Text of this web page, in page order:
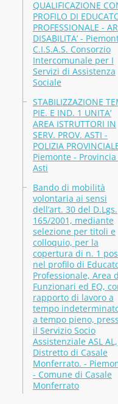
QUALIFICAZIONE
PROFILO DI
PROFESSIONALE -
DISABILITA’ -
C.I.S.A.S. Consorzio
Intercomunale per I
Servizi di Assistenza
Sociale
STABILIZZAZIONE
PIE. E IND. 1 UNITA’
AREA ISTRUTTORI IN
SERV. PROV. ASTI -
POLIZIA
Piemonte -
Asti
Bando di mobilità
volontaria ai sensi
dell’art. 30 del D.Lgs.
165/2001, mediante
selezione per titoli e
colloquio, per la
copertura di n. 1
nel profilo di
Professionale, Area
Funzionari ed EQ,
rapporto di lavoro a
tempo
a tempo pieno,
il Servizio Socio
Assistenziale ASL AL,
Distretto di Casale
Monferrato. -
- Comune di Casale
Monferrato